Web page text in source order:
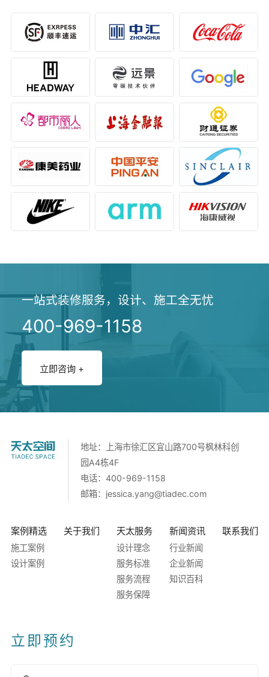
一站式装修服务，设计、施工全无忧
400-969-1158
立即咨询 +
地址：上海市徐汇区宜山路700号枫林科创
园A4栋4F
电话：400-969-1158
邮箱： jessica.yang@tiadec.com
案例精选
施工案例
设计案例
关于我们 天太服务
设计理念
服务标准
服务流程
服务保障
新闻资讯
行业新闻
企业新闻
知识百科
联系我们
立即预约